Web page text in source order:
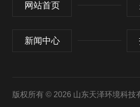
网站首页
新闻中心
版权所有 © 2026 山东天泽环境科技